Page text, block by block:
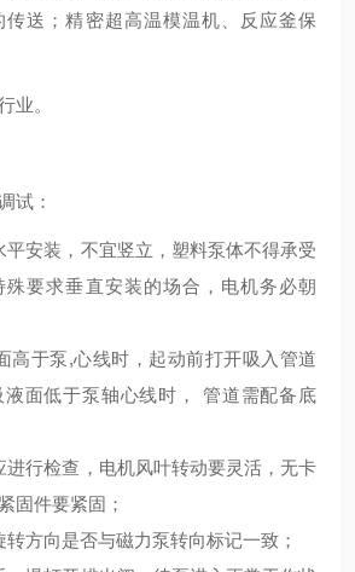
传送；精密超高温模温机、反应釜保
业。
试：
安装，不宜竖立，塑料泵体不得承受
殊要求垂直安装的场合，电机务必朝
于泵,心线时，起动前打开吸入管道
面低于泵轴心线时， 管道需配备底
行检查，电机风叶转动要灵活，无卡
固件要紧固；
向是否与磁力泵转向标记一致；